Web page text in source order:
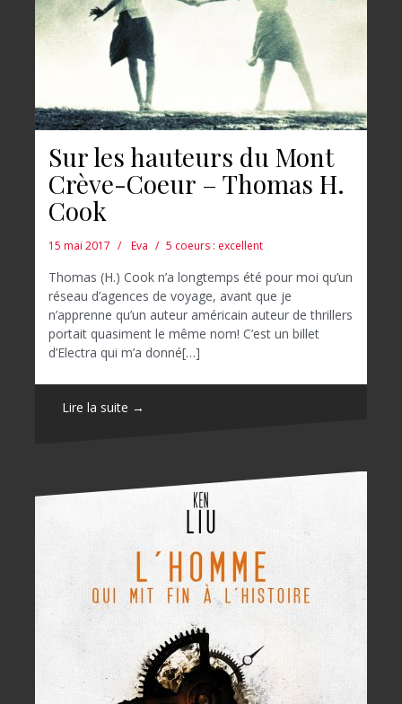
Sur les hauteurs du Mont
Crève-Coeur – Thomas H.
Cook
15 mai 2017 Eva 5 coeurs : excellent
Thomas (H.) Cook n’a longtemps été pour moi qu’un
réseau d’agences de voyage, avant que je
n’apprenne qu’un auteur américain auteur de thrillers
portait quasiment le même nom! C’est un billet
d’Electra qui m’a donné[…]
Lire la suite →